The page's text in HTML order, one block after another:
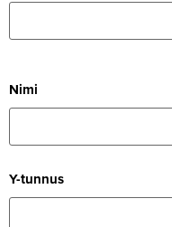
Nimi
Y-tunnus